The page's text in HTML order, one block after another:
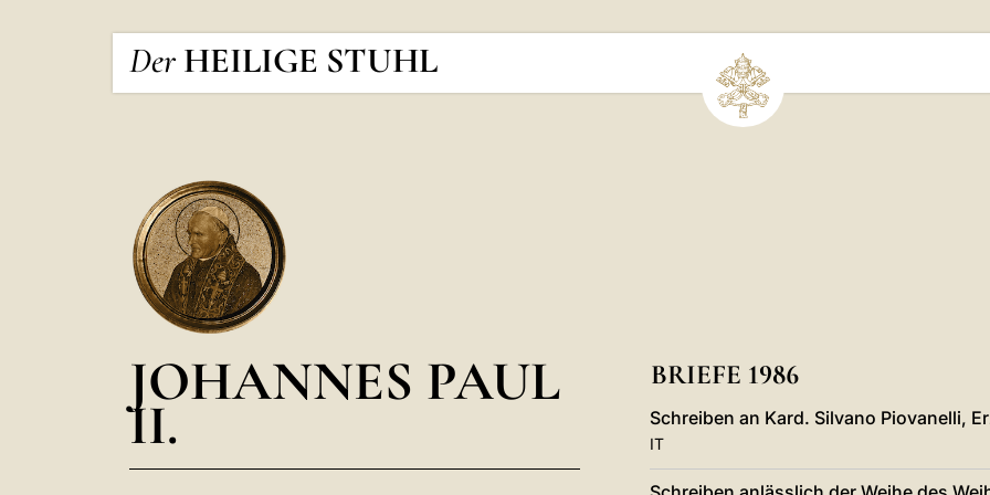
Der HEILIGE STUHL
JOHANNES PAUL
II.
BRIEFE 1986
Schreiben an Kard. Silvano Piovanelli,
IT